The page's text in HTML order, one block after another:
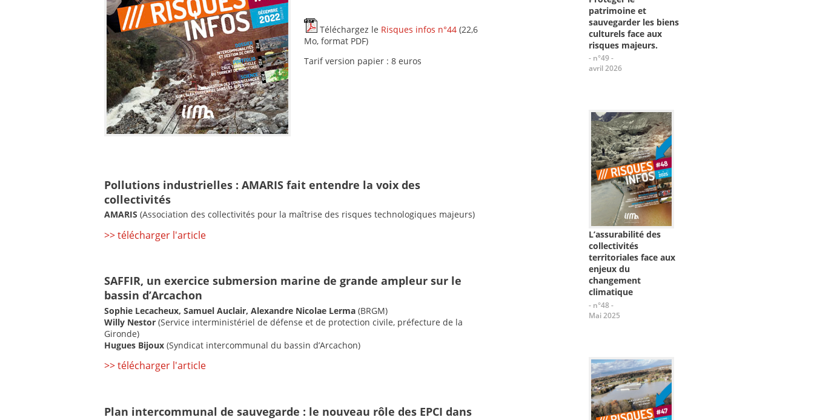
Téléchargez le Risques infos n°44 (22,6
Mo, format PDF)
Tarif version papier : 8 euros
Pollutions industrielles : AMARIS fait entendre la voix des
collectivités
AMARIS (Association des collectivités pour la maîtrise des risques technologiques majeurs)
>> télécharger l'article
SAFFIR, un exercice submersion marine de grande ampleur sur le
bassin d’Arcachon
Sophie Lecacheux, Samuel Auclair, Alexandre Nicolae Lerma (BRGM)
Willy Nestor (Service interministériel de défense et de protection civile, préfecture de la
Gironde)
Hugues Bijoux (Syndicat intercommunal du bassin d’Arcachon)
>> télécharger l'article
Plan intercommunal de sauvegarde : le nouveau rôle des EPCI dans
patrimoine et
sauvegarder les biens
culturels face aux
risques majeurs.
- n°49 -
avril 2026
L’assurabilité des
collectivités
territoriales face aux
enjeux du
changement
climatique
- n°48 -
Mai 2025